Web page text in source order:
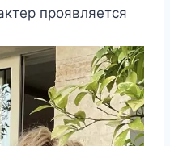
проявляется